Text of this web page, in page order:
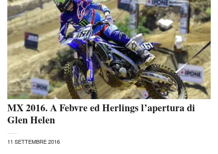
MX 2016. A Febvre ed Herlings l’apertura di
Glen Helen
11 SETTEMBRE 2016